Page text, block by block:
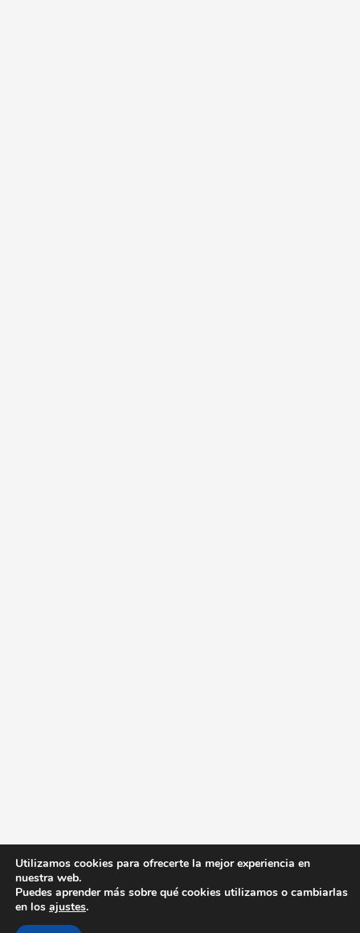
Copyright © 2026AccesoZac
Utilizamos cookies para ofrecerte la mejor experiencia en
nuestra web.
Puedes aprender más sobre qué cookies utilizamos o cambiarlas
en los ajustes.